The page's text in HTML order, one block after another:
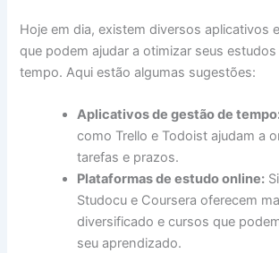
Hoje em dia, existem diversos aplicativos
que podem ajudar a otimizar seus
tempo. Aqui estão algumas sugestões:
Aplicativos de gestão de
como Trello e Todoist ajudam a
tarefas e prazos.
Plataformas de estudo online:
Studocu e Coursera oferecem
diversificado e cursos que
seu aprendizado.